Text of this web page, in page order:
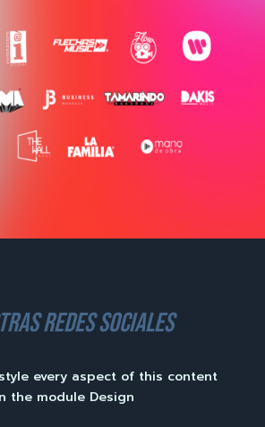
redes sociales
every aspect of this content
the module Design